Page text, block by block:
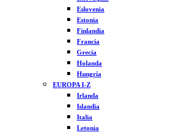
Eslovenia
Estonia
Finlandia
Francia
Grecia
Holanda
Hungría
EUROPA I-Z
Irlanda
Islandia
Italia
Letonia